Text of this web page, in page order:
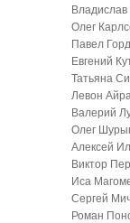
Олег
Павел
Евгений
Татьяна
Левон
Валерий
Олег
Алексей
Виктор
Иса
Сергей
Роман